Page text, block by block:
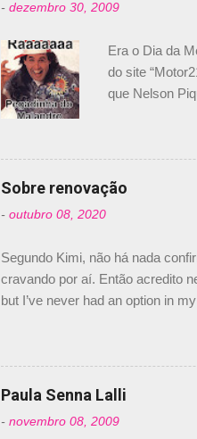
á
r
i
o
s
- dezembro 30, 2009
Era o Dia da
do site
que Nelson
dirigente foi
verdade, nós
Senna, não
Sobre renovação
- outubro 08, 2020
Segundo Kimi, não há nada
cravando por aí. Então acredito
but I’ve never had an option in
falando sobre o fato do Iceman
@RGrosjean ! #EifelGP 🇩🇪 #F1
Paula Senna Lalli
- novembro 08, 2009